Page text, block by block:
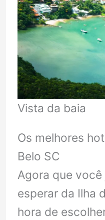
Vista da baia
Os melhores
Belo SC
Agora que você
esperar da Ilha
hora de